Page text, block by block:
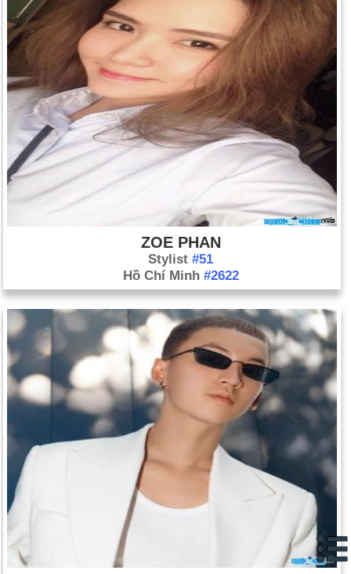
ZOE PHAN
Stylist #51
Hồ Chí Minh #2622